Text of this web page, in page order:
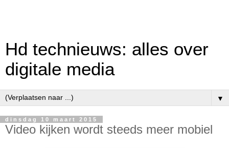
Hd technieuws: alles over
digitale media
▼
dinsdag 10 maart 2015
Video kijken wordt steeds meer mobiel